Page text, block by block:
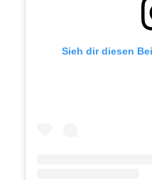
Sieh dir diesen